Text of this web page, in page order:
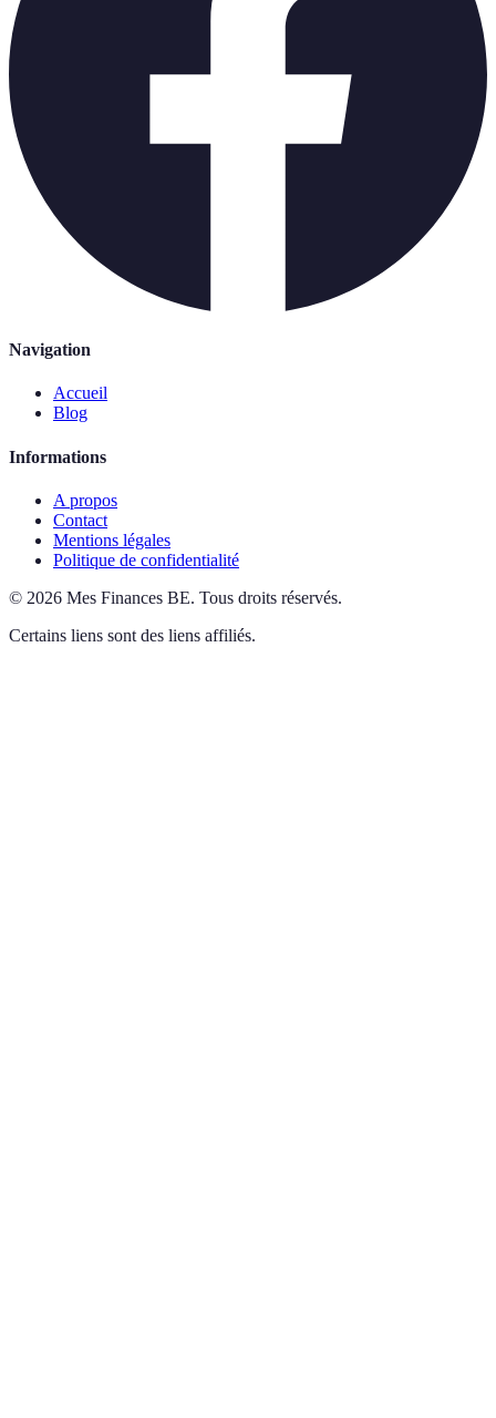
Navigation
Accueil
Blog
Informations
A propos
Contact
Mentions légales
Politique de confidentialité
© 2026 Mes Finances BE. Tous droits réservés.
Certains liens sont des liens affiliés.